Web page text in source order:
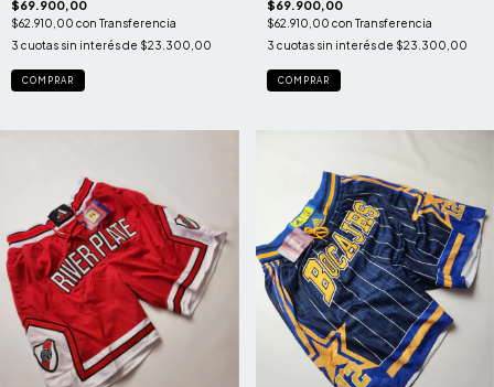
$69.900,00
$62.910,00 con Transferencia
3 cuotas sin interés de $23.300,00
COMPRAR
$69.900,00
$62.910,00 con Transferencia
3 cuotas sin interés de $23.300,00
COMPRAR